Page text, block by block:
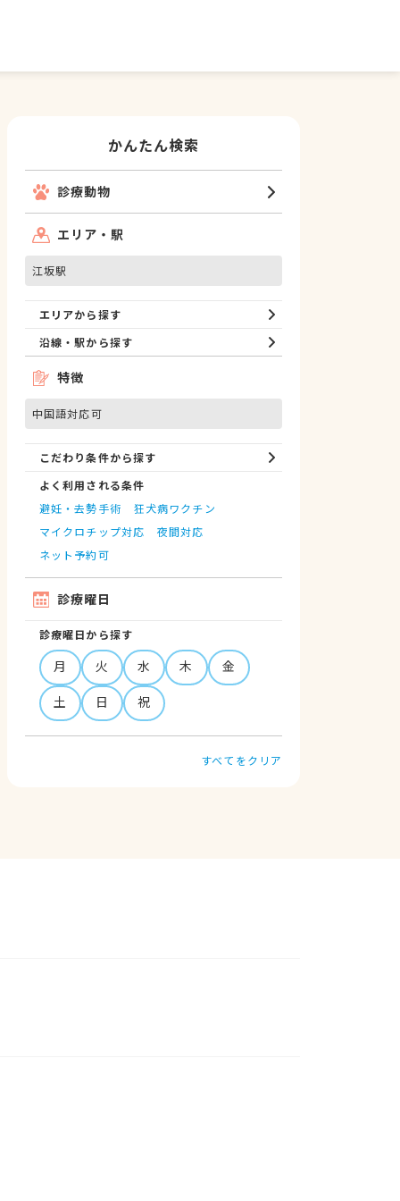
かんたん検索
診療動物
エリア・駅
江坂駅
エリアから探す
沿線・駅から探す
特徴
中国語対応可
こだわり条件から探す
よく利用される条件
避妊・去勢手術
狂犬病ワクチン
マイクロチップ対応
夜間対応
ネット予約可
診療曜日
診療曜日から探す
月 火 水 木
金
土
日 祝
すべてをクリア